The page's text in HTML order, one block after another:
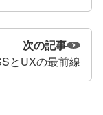
次の記事
とUXの最前線